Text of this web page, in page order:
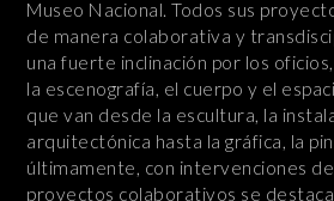
Museo Nacional. Todos sus
de manera colaborativa y
una fuerte inclinación por los
la escenografía, el cuerpo y el
que van desde la escultura, la
arquitectónica hasta la gráfica, la
últimamente, con intervenciones
proyectos colaborativos se